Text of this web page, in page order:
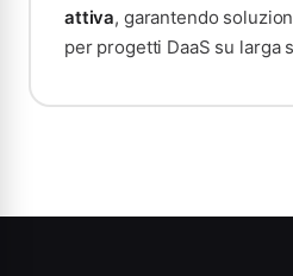
attiva, garantendo
per progetti DaaS su larga